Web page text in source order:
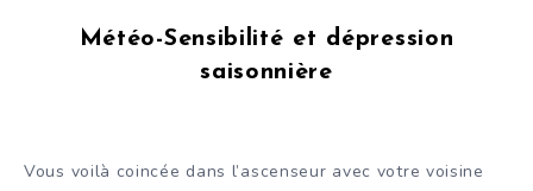
Météo-Sensibilité et dépression
saisonnière
Vous voilà coincée dans l’ascenseur avec votre voisine